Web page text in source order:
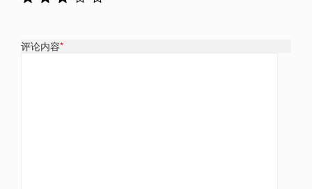
评论内容*